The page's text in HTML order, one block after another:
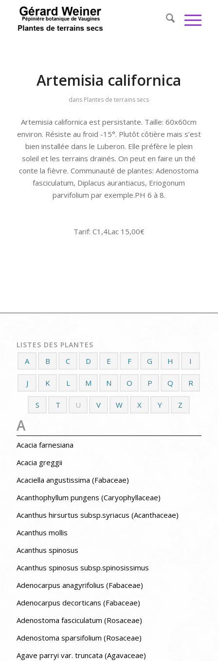
Artemisia californica
dans Plantes de terrains secs
Artemisia californica est persistante. Taille: 60x60cm
environ. Résiste au froid -15°. Plutôt côtière mais s’est
bien installée dans le Luberon. Elle préfère le plein
soleil et les terrains drainés. On peut en faire un thé
conte la fièvre. Communauté de plantes: Adenostoma
fasciculatum, Diplacus aurantiacus, Eriogonum
parvifolium par exemple.PH 6 à 8.
Tarif: C1,4Lac 15,00€
LISTES DES PLANTES
A B C D E F G H I
J K L M N O P Q R
S T U V W X Y Z
A
Acacia farnesiana
Acacia greggii
Acaciella angustissima (Fabaceae)
Acanthophyllum pungens (Caryophyllaceae)
Acanthus hirsurtus subsp.syriacus (Acanthaceae)
Acanthus mollis
Acanthus spinosus
Acanthus spinosus subsp.spinosissimus
Adenocarpus anagyrifolius (Fabaceae)
Adenocarpus decorticans (Fabaceae)
Adenostoma fasciculatum (Rosaceae)
Adenostoma sparsifolium (Rosaceae)
Agave parryi var. truncata (Agavaceae)